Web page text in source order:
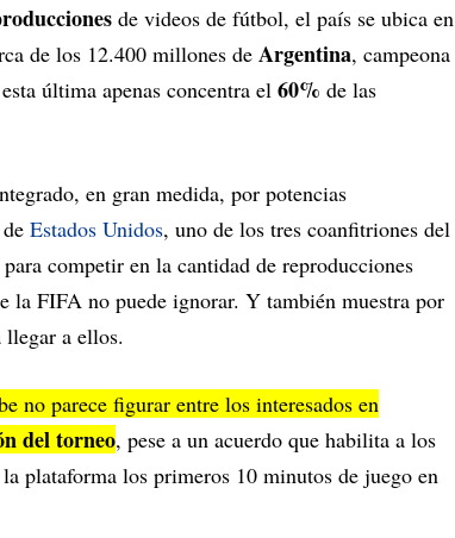
de videos de fútbol, el país se ubica en
de los 12.400 millones de Argentina, campeona
última apenas concentra el 60% de las
en gran medida, por potencias
Estados Unidos, uno de los tres coanfitriones del
competir en la cantidad de reproducciones
la FIFA no puede ignorar. Y también muestra por
a ellos.
no parece figurar entre los interesados en
del torneo, pese a un acuerdo que habilita a los
plataforma los primeros 10 minutos de juego en